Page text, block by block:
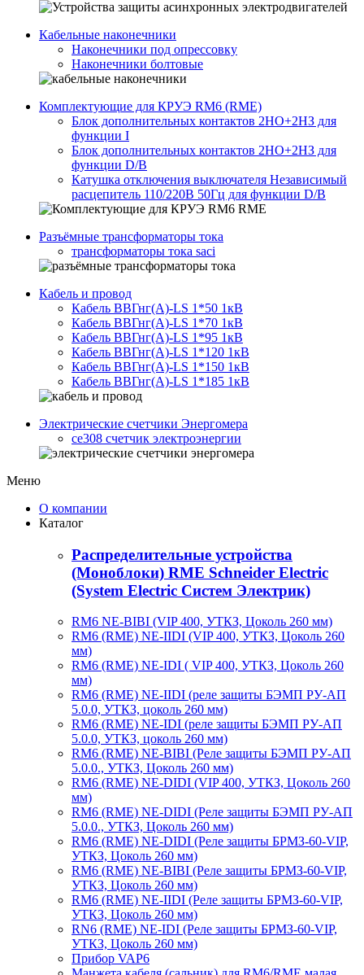
Кабельные наконечники
Наконечники под опрессовку
Наконечники болтовые
Комплектующие для КРУЭ RM6 (RME)
Блок дополнительных контактов 2НО+2НЗ для
функции I
Блок дополнительных контактов 2НО+2НЗ для
функции D/B
Катушка отключения выключателя Независимый
расцепитель 110/220В 50Гц для функции D/B
Разъёмные трансформаторы тока
трансформаторы тока saci
Кабель и провод
Кабель ВВГнг(A)-LS 1*50 1кВ
Кабель ВВГнг(A)-LS 1*70 1кВ
Кабель ВВГнг(A)-LS 1*95 1кВ
Кабель ВВГнг(A)-LS 1*120 1кВ
Кабель ВВГнг(A)-LS 1*150 1кВ
Кабель ВВГнг(A)-LS 1*185 1кВ
Электрические счетчики Энергомера
ce308 счетчик электроэнергии
Меню
О компании
Каталог
Распределительные устройства
(Моноблоки) RME Schneider Electric
(System Electric Систем Электрик)
RM6 NE-BIBI (VIP 400, УТКЗ, Цоколь 260 мм)
RM6 (RME) NE-IIDI (VIP 400, УТКЗ, Цоколь 260
мм)
RM6 (RME) NE-IDI ( VIP 400, УТКЗ, Цоколь 260
мм)
RM6 (RME) NE-IIDI (реле защиты БЭМП РУ-АП
5.0.0, УТКЗ, цоколь 260 мм)
RM6 (RME) NE-IDI (реле защиты БЭМП РУ-АП
5.0.0, УТКЗ, цоколь 260 мм)
RM6 (RME) NE-BIBI (Реле защиты БЭМП РУ-АП
5.0.0., УТКЗ, Цоколь 260 мм)
RM6 (RME) NE-DIDI (VIP 400, УТКЗ, Цоколь 260
мм)
RM6 (RME) NE-DIDI (Реле защиты БЭМП РУ-АП
5.0.0., УТКЗ, Цоколь 260 мм)
RM6 (RME) NE-DIDI (Реле защиты БРМЗ-60-VIP,
УТКЗ, Цоколь 260 мм)
RM6 (RME) NE-BIBI (Реле защиты БРМЗ-60-VIP,
УТКЗ, Цоколь 260 мм)
RM6 (RME) NE-IIDI (Реле защиты БРМЗ-60-VIP,
УТКЗ, Цоколь 260 мм)
RN6 (RME) NE-IDI (Реле защиты БРМЗ-60-VIP,
УТКЗ, Цоколь 260 мм)
Прибор VAP6